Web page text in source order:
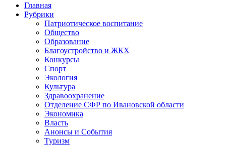
Промотать
содержимому
Главная
Рубрики
Патриотическое воспитание
Общество
Образование
Благоустройство и ЖКХ
Конкурсы
Спорт
Экология
Культура
Здравоохранение
Отделение СФР по Ивановской области
Экономика
Власть
Анонсы и События
Туризм